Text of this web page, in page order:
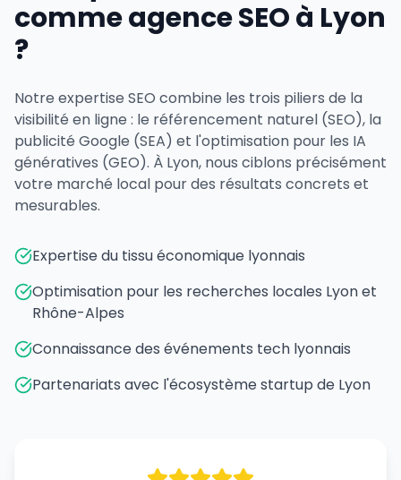
comme agence SEO à Lyon
?
Notre expertise SEO combine les trois piliers de la
visibilité en ligne : le référencement naturel (SEO), la
publicité Google (SEA) et l'optimisation pour les IA
génératives (GEO). À Lyon, nous ciblons précisément
votre marché local pour des résultats concrets et
mesurables.
Expertise du tissu économique lyonnais
Optimisation pour les recherches locales Lyon et
Rhône-Alpes
Connaissance des événements tech lyonnais
Partenariats avec l'écosystème startup de Lyon